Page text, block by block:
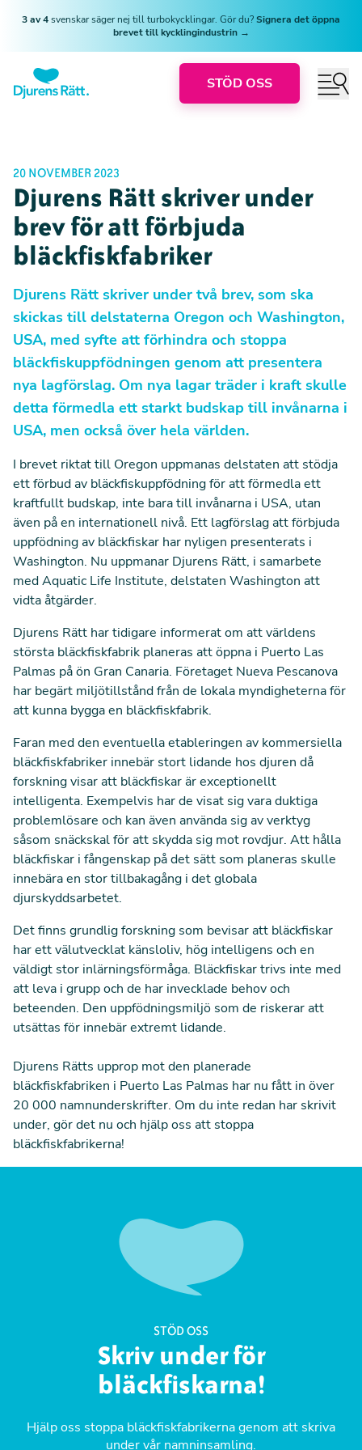
3 av 4svenskar säger nej till turbokycklingar. Gör du?Signera det öppna
brevet till kycklingindustrin →
STÖD OSS
20 NOVEMBER 2023
Djurens Rätt skriver under
brev för att förbjuda
bläckfiskfabriker
Djurens Rätt skriver under två brev, som ska
skickas till delstaterna Oregon och Washington,
USA, med syfte att förhindra och stoppa
bläckfiskuppfödningen genom att presentera
nya lagförslag. Om nya lagar träder i kraft skulle
detta förmedla ett starkt budskap till invånarna i
USA, men också över hela världen.
I brevet riktat till Oregon uppmanas delstaten att stödja
ett förbud av bläckfiskuppfödning för att förmedla ett
kraftfullt budskap, inte bara till invånarna i USA, utan
även på en internationell nivå. Ett lagförslag att förbjuda
uppfödning av bläckfiskar har nyligen presenterats i
Washington. Nu uppmanar Djurens Rätt, i samarbete
med Aquatic Life Institute, delstaten Washington att
vidta åtgärder.
Djurens Rätt har tidigare informerat om att världens
största bläckfiskfabrik planeras att öppna i Puerto Las
Palmas på ön Gran Canaria. Företaget Nueva Pescanova
har begärt miljötillstånd från de lokala myndigheterna för
att kunna bygga en bläckfiskfabrik.
Faran med den eventuella etableringen av kommersiella
bläckfiskfabriker innebär stort lidande hos djuren då
forskning visar att bläckfiskar är exceptionellt
intelligenta. Exempelvis har de visat sig vara duktiga
problemlösare och kan även använda sig av verktyg
såsom snäckskal för att skydda sig mot rovdjur. Att hålla
bläckfiskar i fångenskap på det sätt som planeras skulle
innebära en stor tillbakagång i det globala
djurskyddsarbetet.
Det finns grundlig forskning som bevisar att bläckfiskar
har ett välutvecklat känsloliv, hög intelligens och en
väldigt stor inlärningsförmåga. Bläckfiskar trivs inte med
att leva i grupp och de har invecklade behov och
beteenden. Den uppfödningsmiljö som de riskerar att
utsättas för innebär extremt lidande.
Djurens Rätts upprop mot den planerade
bläckfiskfabriken i Puerto Las Palmas har nu fått in över
20 000 namnunderskrifter. Om du inte redan har skrivit
under, gör det nu och hjälp oss att stoppa
bläckfiskfabrikerna!
STÖD OSS
Skriv under för
bläckfiskarna!
Hjälp oss stoppa bläckfiskfabrikerna genom att skriva
under vår namninsamling.